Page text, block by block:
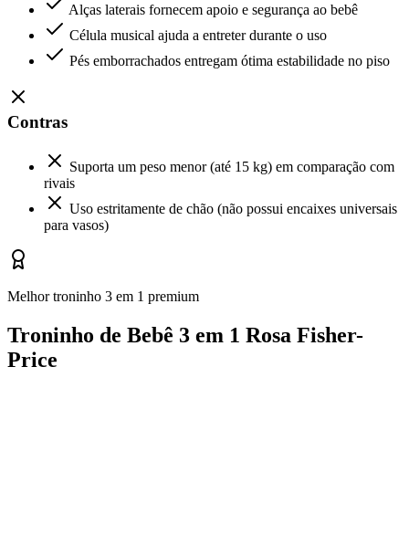
Alças laterais fornecem apoio e segurança ao bebê
Célula musical ajuda a entreter durante o uso
Pés emborrachados entregam ótima estabilidade no piso
Contras
Suporta um peso menor (até 15 kg) em comparação com
rivais
Uso estritamente de chão (não possui encaixes universais
para vasos)
Melhor troninho 3 em 1 premium
Troninho de Bebê 3 em 1 Rosa Fisher-
Price